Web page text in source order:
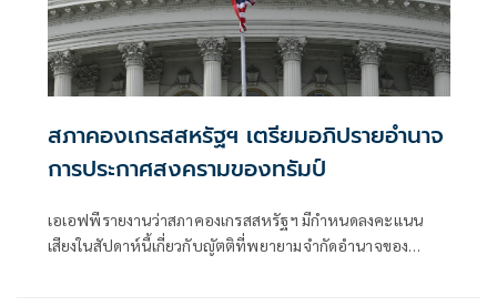
สภาคองเกรสสหรัฐฯ เตรียมอภิปรายอำนาจ
การประกาศสงครามของทรัมป์
เอเอฟพีรายงานว่าสภาคองเกรสสหรัฐฯ มีกำหนดลงคะแนน
เสียงในสัปดาห์นี้เกี่ยวกับญัตติที่พยายามจำกัดอำนาจของ